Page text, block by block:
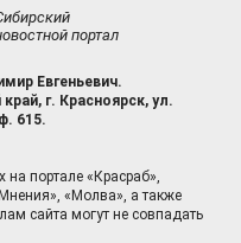
портал
Евгеньевич.
г. Красноярск, ул.
615.
портале «Красраб»,
«Молва», а также
сайта могут не совпадать